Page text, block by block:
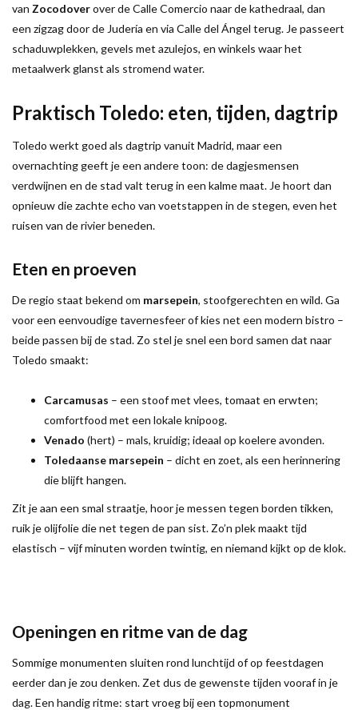
van Zocodoverover de Calle Comercio naar de kathedraal, dan
een zigzag door de Judería en via Calle del Ángel terug. Je passeert
schaduwplekken, gevels met azulejos, en winkels waar het
metaalwerk glanst als stromend water.
Praktisch Toledo: eten, tijden, dagtrip
Toledo werkt goed als dagtrip vanuit Madrid, maar een
overnachting geeft je een andere toon: de dagjesmensen
verdwijnen en de stad valt terug in een kalme maat. Je hoort dan
opnieuw die zachte echo van voetstappen in de stegen, even het
ruisen van de rivier beneden.
Eten en proeven
De regio staat bekend om marsepein, stoofgerechten en wild. Ga
voor een eenvoudige tavernesfeer of kies net een modern bistro –
beide passen bij de stad. Zo stel je snel een bord samen dat naar
Toledo smaakt:
Carcamusas – een stoof met vlees, tomaat en erwten;
comfortfood met een lokale knipoog.
Venado (hert) – mals, kruidig; ideaal op koelere avonden.
Toledaanse marsepein – dicht en zoet, als een herinnering
die blijft hangen.
Zit je aan een smal straatje, hoor je messen tegen borden tikken,
ruik je olijfolie die net tegen de pan sist. Zo’n plek maakt tijd
elastisch – vijf minuten worden twintig, en niemand kijkt op de klok.
Openingen en ritme van de dag
Sommige monumenten sluiten rond lunchtijd of op feestdagen
eerder dan je zou denken. Zet dus de gewenste tijden vooraf in je
dag. Een handig ritme: start vroeg bij een topmonument